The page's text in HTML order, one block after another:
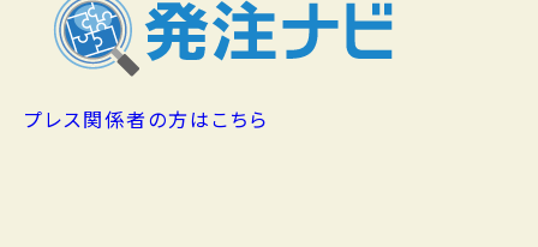
プレス関係者の方はこちら